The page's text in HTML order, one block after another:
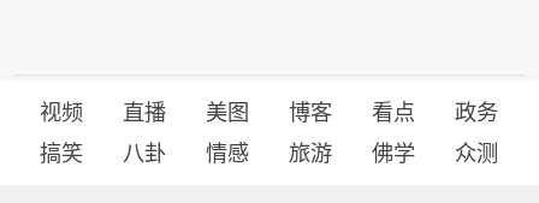
视频 直播 美图 博客 看点
政务
搞笑
八卦 情感 旅游 佛学 众测